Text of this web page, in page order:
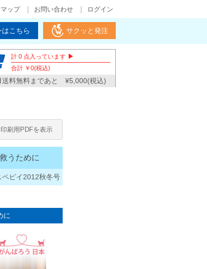
ップ お問い合わせ ログイン
はこちら サクッと発注
計 0 点入っています ▶
合計 ￥ 0(税込)
送料無料まであと ¥5,000(税込)
印刷用PDFを表示
うために
ペピイ2012秋冬号
に